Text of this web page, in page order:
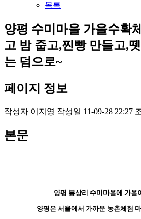
목록
양평 수미마을 가을수확
고 밤 줍고,찐빵 만들고,
는 덤으로~
페이지 정보
작성자 이지영 작성일 11-09-28 22:27
본문
양평 봉상리 수미마을에 가을
양평은 서울에서 가까운 농촌체험